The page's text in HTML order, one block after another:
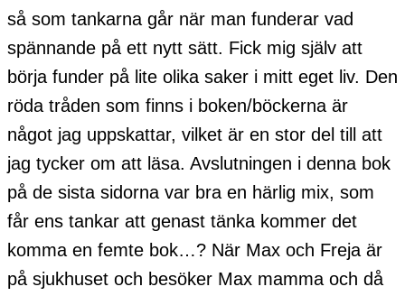
så som tankarna går när man funderar vad
spännande på ett nytt sätt. Fick mig själv att
börja funder på lite olika saker i mitt eget liv. Den
röda tråden som finns i boken/böckerna är
något jag uppskattar, vilket är en stor del till att
jag tycker om att läsa. Avslutningen i denna bok
på de sista sidorna var bra en härlig mix, som
får ens tankar att genast tänka kommer det
komma en femte bok…? När Max och Freja är
på sjukhuset och besöker Max mamma och då